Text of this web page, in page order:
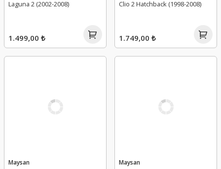
Laguna 2 (2002-2008)
1.499,00 ₺
Clio 2 Hatchback (1998-2008)
1.749,00 ₺
Maysan Maysan